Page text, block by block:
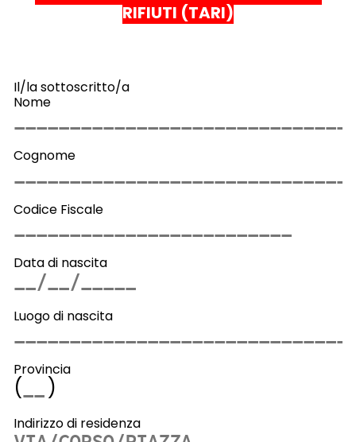
RIFIUTI (TARI)
Il/la sottoscritto/a
Nome
Cognome
Codice Fiscale
Data di nascita
Luogo di nascita
Provincia
( )
Indirizzo di residenza